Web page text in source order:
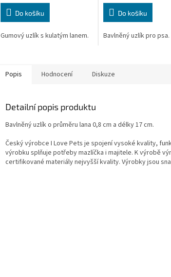
Do košíku
Gumový uzlík s kulatým lanem.
Do košíku
Bavlněný uzlík pro psa.
Popis Hodnocení Diskuze
Detailní popis produktu
Bavlněný uzlík o průměru lana 0,8 cm a délky 17 cm.
Český výrobce I Love Pets je spojení vysoké kvality,
výrobku splňuje potřeby mazlíčka i majitele. K výrobě
certifikované materiály nejvyšší kvality. Výrobky jsou